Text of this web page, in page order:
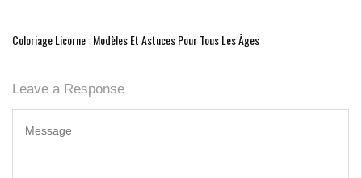
Coloriage Licorne : Modèles Et Astuces Pour Tous Les Âges
Leave a Response